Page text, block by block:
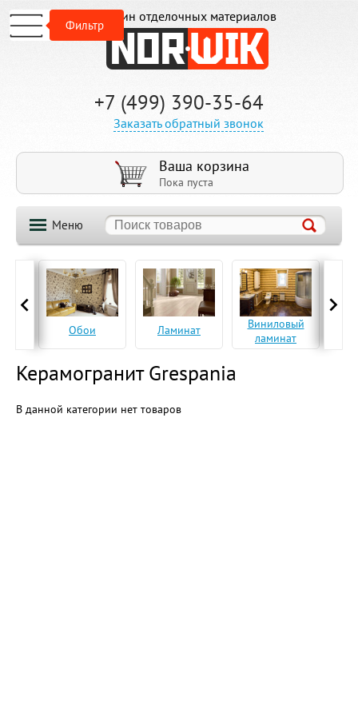
Магазин отделочных материалов
+7 (499) 390-35-64
Заказать обратный звонок
Ваша корзина
Пока пуста
Меню
Обои Ламинат
Виниловый
ламинат
Фильтр
Керамогранит Grespania
В данной категории нет товаров